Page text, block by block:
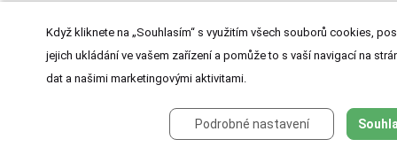
Když kliknete na „Souhlasím“ s využitím všech souborů cookies,
jejich ukládání ve vašem zařízení a pomůže to s vaší navigací na
dat a našimi marketingovými aktivitami.
Podrobné nastavení